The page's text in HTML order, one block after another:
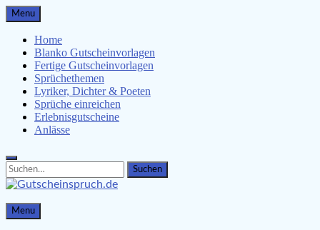
Skip
to
content
Menu
Home
Blanko Gutscheinvorlagen
Fertige Gutscheinvorlagen
Sprüchethemen
Lyriker, Dichter & Poeten
Sprüche einreichen
Erlebnisgutscheine
Anlässe
Search
for:
Search
Gutscheinspruch.de
Gutscheinsprüche & Gutscheinvorlagen finden
Menu